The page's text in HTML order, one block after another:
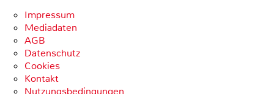
Impressum
Mediadaten
AGB
Datenschutz
Cookies
Kontakt